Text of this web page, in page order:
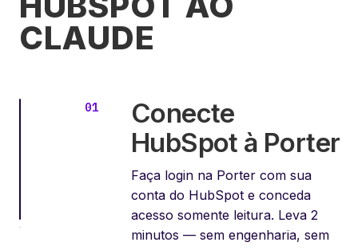
CLAUDE
Conecte
HubSpot à Porter
Faça login na Porter com sua
conta do HubSpot e conceda
acesso somente leitura. Leva 2
minutos — sem engenharia, sem